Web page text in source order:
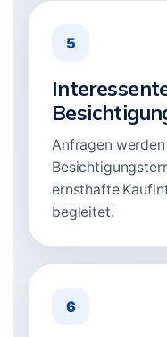
5
Anfragen
ernsthafte
begleitet.
6